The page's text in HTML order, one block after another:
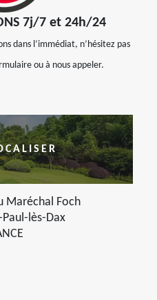
7j/7 et 24h/24
dans l’immédiat, n’hésitez pas
ou à nous appeler.
Maréchal Foch
lès-Dax